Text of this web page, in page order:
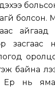
засгаас
байна
Ер нь